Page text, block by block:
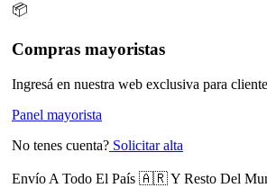
📦
Compras mayoristas
Ingresá en nuestra web exclusiva para
Panel mayorista
No tenes cuenta? Solicitar alta
Envío A Todo El País 🇦🇷 Y Resto Del